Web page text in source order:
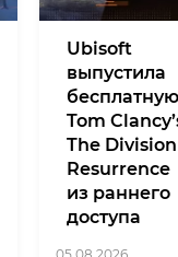
Ubisoft
выпустила
бесплатную
Tom
The Division
Resurrence
из раннего
доступа